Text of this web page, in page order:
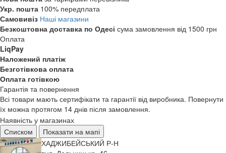
Укр. пошта 100% передплата
Самовивіз Наші магазини
Безкоштовна доставка по Одесі сума замовлення від 1500 грн
Оплата
LiqPay
Наложений платіж
Безготівкова оплата
Оплата готівкою
Гарантія та повернення
Всі товари мають сертифікати та гарантії від виробника. Повернути
їх можна протягом 14 днів після замовлення.
Наявність у магазинах
Списком
Показати на мапі
ХАДЖИБЕЙСЬКИЙ Р-Н